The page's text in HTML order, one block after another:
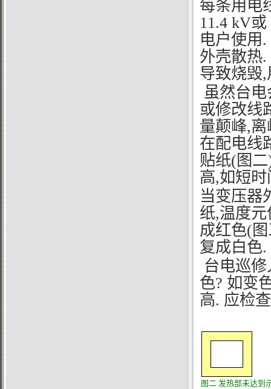
每条用电
11.4 kV
电户使用
外壳散热
导致烧毁
虽然台
或修改线
量颠峰,
在配电线
贴纸(图
高,如短
当变压器
纸,温度
成红色(
复成白色.
台电巡
色? 如变
高. 应检
图二 发热部未达到